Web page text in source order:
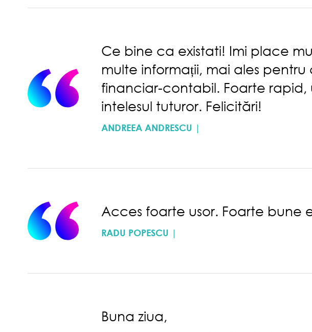
Ce bine ca existati! Imi place
multe informații, mai ales
financiar-contabil. Foarte
intelesul tuturor. Felicitări!
ANDREEA ANDRESCU |
Acces foarte usor. Foarte bune
RADU POPESCU |
Buna ziua,